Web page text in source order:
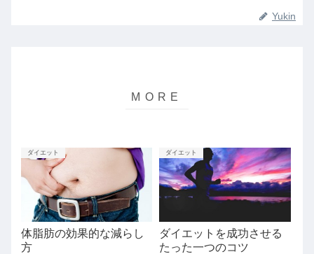
Yukin
ダイエット
体脂肪の効果的な減らし
方
ダイエット
ダイエットを成功させる
たった一つのコツ